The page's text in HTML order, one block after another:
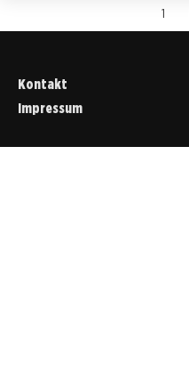
1
Kontakt
Impressum